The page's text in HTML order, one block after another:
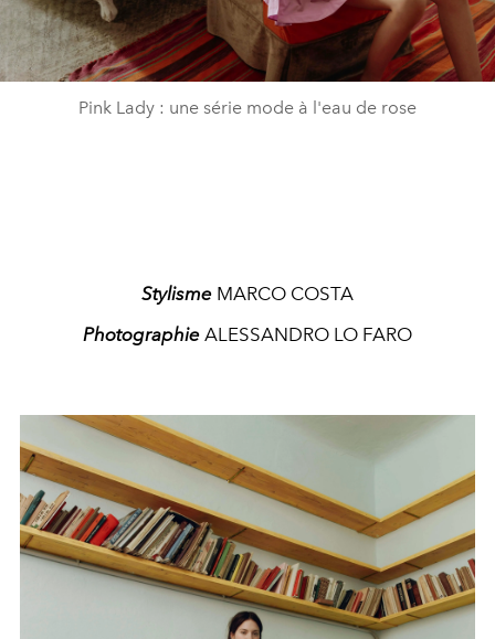
Pink Lady : une série mode à l'eau de rose
Stylisme MARCO COSTA
Photographie ALESSANDRO LO FARO